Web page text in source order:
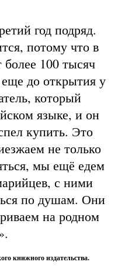
год подряд.
потому что в
100 тысяч
до открытия у
который
языке, и он
купить. Это
не только
мы ещё едем
с ними
по душам. Они
на родном
книжного издательства.